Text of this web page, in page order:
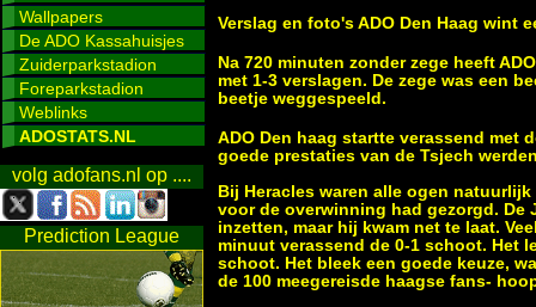
Wallpapers
De ADO Kassahuisjes
Zuiderparkstadion
Foreparkstadion
Weblinks
ADOSTATS.NL
volg adofans.nl op ....
Prediction League
Verslag en foto's ADO Den Haag wint
Na 720 minuten zonder zege heeft
met 1-3 verslagen. De zege was een
beetje weggespeeld.
ADO Den haag startte verassend met
goede prestaties van de Tsjech
Bij Heracles waren alle ogen
voor de overwinning had gezorgd. De
inzetten, maar hij kwam net te laat.
minuut verassend de 0-1 schoot. Het
schoot. Het bleek een goede keuze,
de 100 meegereisde haagse fans-